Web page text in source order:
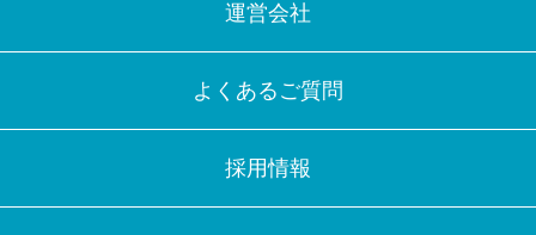
運営会社
よくあるご質問
採用情報